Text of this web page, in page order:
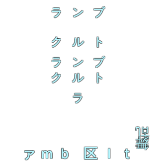
ラ ン ブ
ク ル ト
ラ ン ブ
ク ル ト
ラ
乱
舞
ァｍｂ 区ｌｔ